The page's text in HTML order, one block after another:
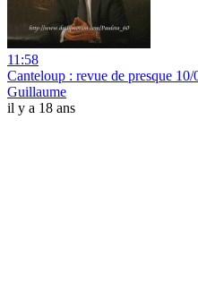
11:58
Canteloup : revue de presque 10/
Guillaume
il y a 18 ans